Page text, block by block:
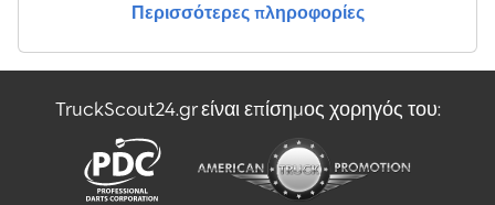
Περισσότερες πληροφορίες
TruckScout24.gr είναι επίσημος χορηγός του: